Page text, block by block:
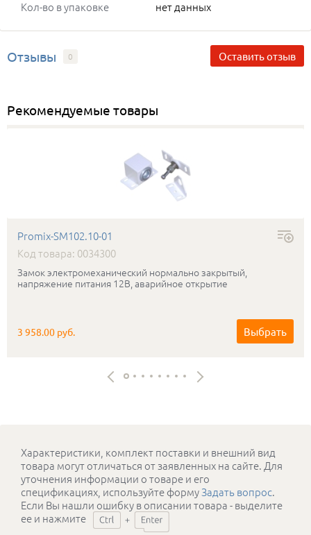
Кол-во в упаковке нет данных
Отзывы 0 Оставить отзыв
Рекомендуемые товары
Promix-SM102.10-01
Код товара: 0034300
Замок электромеханический нормально закрытый,
напряжение питания 12В, аварийное открытие
3 958.00 руб. Выбрать
Характеристики, комплект поставки и внешний вид
товара могут отличаться от заявленных на сайте. Для
уточнения информации о товаре и его
спецификациях, используйте формуЗадать вопрос.
Если Вы нашли ошибку в описании товара - выделите
ее и нажмите